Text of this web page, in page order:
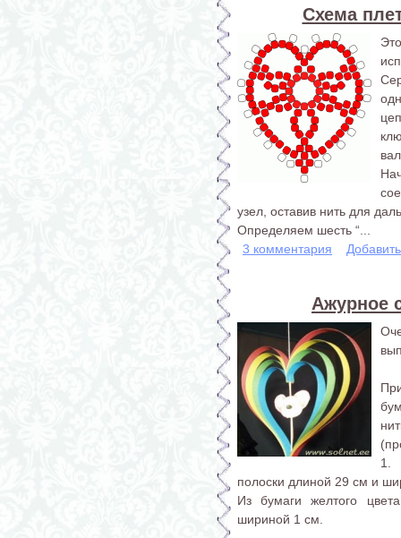
Схема
узел, оставив нить для
Определяем шесть “...
3 комментария
Ажурное
1.
полоски длиной 29 см и
Из бумаги желтого
шириной 1 см.